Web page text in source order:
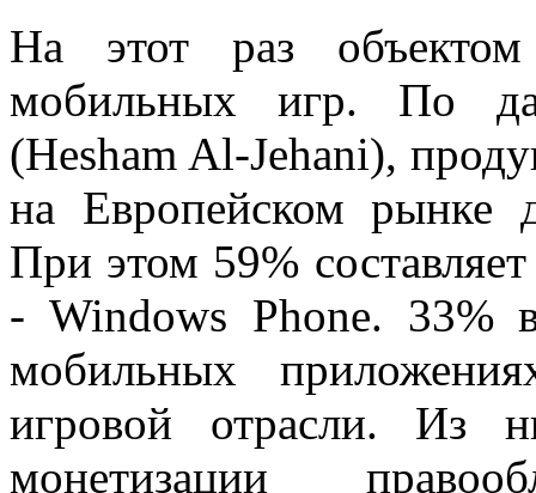
На этот раз
мобильных игр. По
(Hesham Al-Jehani),
на Европейском
При этом 59%
- Windows Phone. 33%
мобильных
игровой отрасли.
монетизации